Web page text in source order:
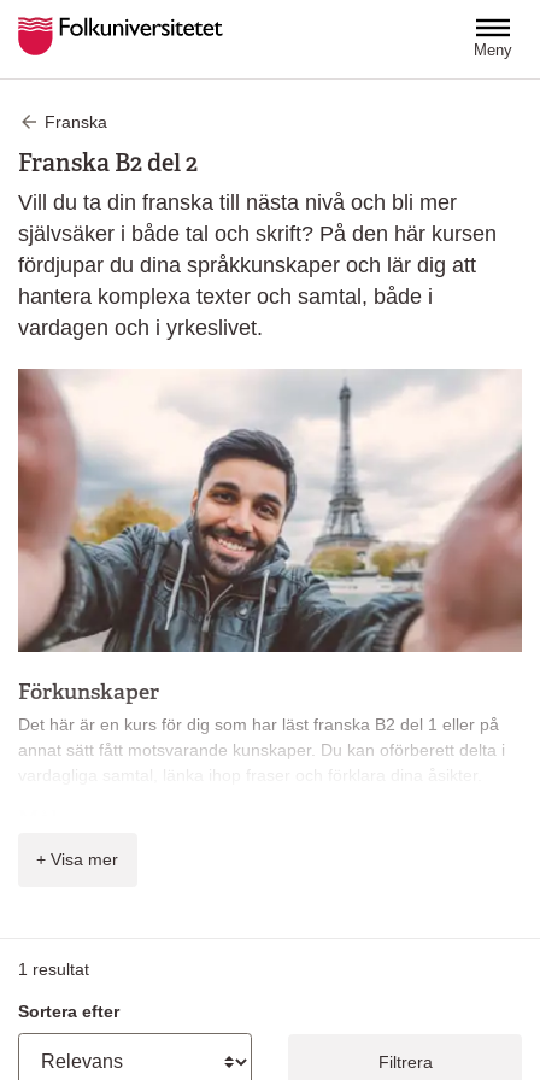
Meny
Franska
Franska B2 del 2
Vill du ta din franska till nästa nivå och bli mer
självsäker i både tal och skrift? På den här kursen
fördjupar du dina språkkunskaper och lär dig att
hantera komplexa texter och samtal, både i
vardagen och i yrkeslivet.
Förkunskaper
Det här är en kurs för dig som har läst franska B2 del 1 eller på
annat sätt fått motsvarande kunskaper. Du kan oförberett delta i
vardagliga samtal, länka ihop fraser och förklara dina åsikter.
Målet för nivå B2* är att du kan förstå huvuddragen i komplexa
läsa komplexa texter
förklara dina ståndpunkter
+ Visa mer
1 resultat
Sortera efter
Filtrera